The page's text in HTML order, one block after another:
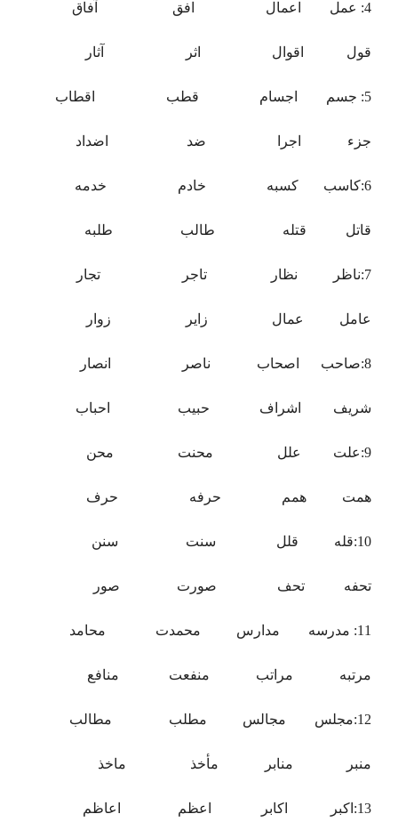
4: عمل اعمال افق آفاق
قول اقوال اثر آثار
5: جسم اجسام قطب اقطاب
جزء اجرا ضد اضداد
6:کاسب کسبه خادم خدمه
قاتل قتله طالب طلبه
7:ناظر نظار تاجر تجار
عامل عمال زایر زوار
8:صاحب اصحاب ناصر انصار
شریف اشراف حبیب احباب
9:علت علل محنت محن
همت همم حرفه حرف
10:قله قلل سنت سنن
تحفه تحف صورت صور
11: مدرسه مدارس محمدت محامد
مرتبه مراتب منفعت منافع
12:مجلس مجالس مطلب مطالب
منبر منابر مأخذ ماخذ
13:اکبر اکابر اعظم اعاظم